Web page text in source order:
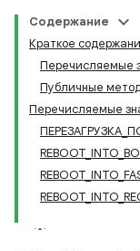
Содержание
Краткое
Перечисляемые
Публичные
Перечисляемые